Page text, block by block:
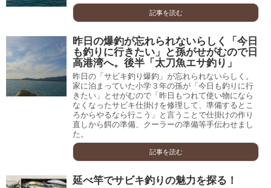
記事を読む
昨日の爆釣が忘れられないらしく「今日
も釣りに行きたい」と孫がせがむので日
高港湾へ。後半「太刀魚エサ釣り」
昨日の「サビキ釣り爆釣」が忘れられないらしく。
家に泊まっていた小学３年の孫が「今日も釣りに行
きたい」とせがむので「昨日もつれて使い物になら
なくなったサビキ仕掛けを修理して、準備するとこ
ろからやるなら行こう」と言うことで仕掛けの作り
直しから餌の準備、クーラーの準備等手伝わせまし
た。
記事を読む
延べ竿でサビキ釣りの魅力を探る！